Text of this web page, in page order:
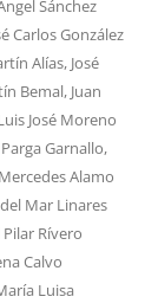
Sánchez
Carlos González
Alías, José
Bemal, Juan
José Moreno
Garnallo,
Alamo
Mar Linares
Rívero
Calvo
Luisa